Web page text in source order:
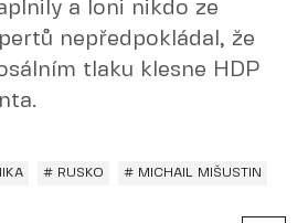
a loni nikdo ze
nepředpokládal, že
tlaku klesne HDP
# RUSKO # MICHAIL MIŠUSTIN